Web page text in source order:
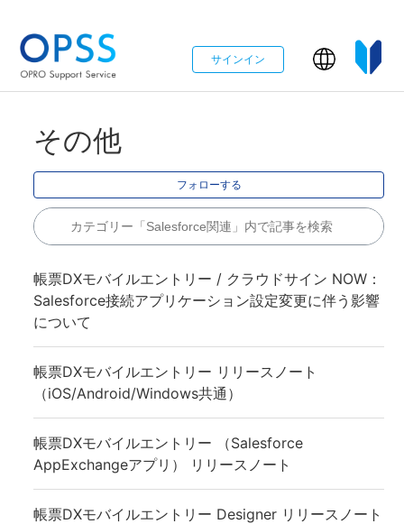
サインイン
その他
フォローする 0
帳票DXモバイルエントリー / クラウドサイン NOW：
Salesforce接続アプリケーション設定変更に伴う影響
について
帳票DXモバイルエントリー リリースノート
（iOS/Android/Windows共通）
帳票DXモバイルエントリー （Salesforce
AppExchangeアプリ） リリースノート
帳票DXモバイルエントリー Designer リリースノート